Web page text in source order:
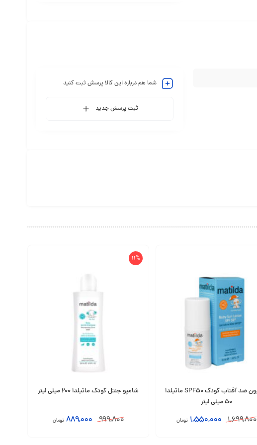
شما هم درباره این کالا پرسش ثبت کنید
ثبت پرسش جدید
لوسیون ضد آفتاب کودک SPF50 ماتیلدا
50 میلی لیتر
1,699,800
1,550,000 تومان
11%
شامپو جنتل کودک ماتیلدا 200 میلی لیتر
999,800
889,000 تومان